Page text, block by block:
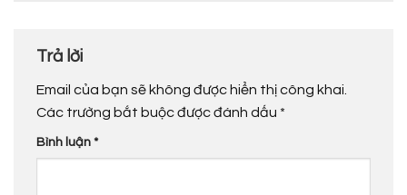
Trả lời
Email của bạn sẽ không được hiển thị công khai.
Các trường bắt buộc được đánh dấu *
Bình luận *